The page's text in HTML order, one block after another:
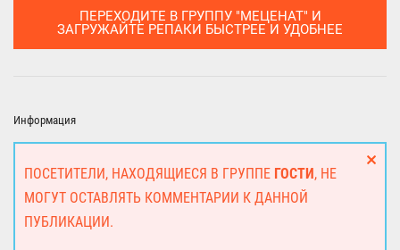
ПЕРЕХОДИТЕ В ГРУППУ "МЕЦЕНАТ" И
ЗАГРУЖАЙТЕ РЕПАКИ БЫСТРЕЕ И УДОБНЕЕ
Информация
ПОСЕТИТЕЛИ, НАХОДЯЩИЕСЯ В ГРУППЕ ГОСТИ, НЕ
МОГУТ ОСТАВЛЯТЬ КОММЕНТАРИИ К ДАННОЙ
ПУБЛИКАЦИИ.